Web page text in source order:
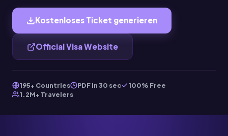
Kostenloses Ticket generieren
Official Visa Website
195+ Countries PDF in 30 sec
100% Free
1.2M+ Travelers